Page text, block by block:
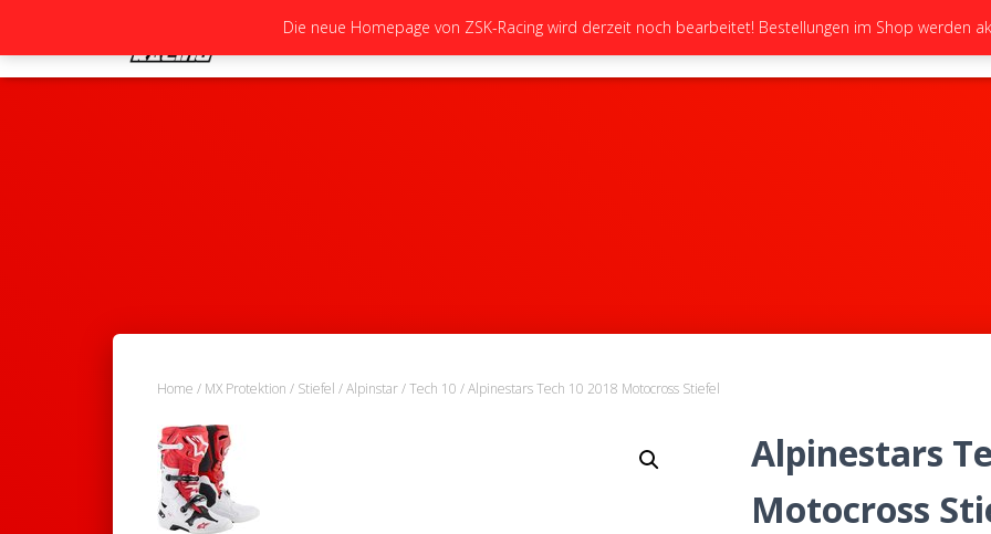
STARTSEITE NEUIGKEITEN GALERIE
Home / MX Protektion / Stiefel /Alpinstar/Tech 10 / Alpinestars Tech 10 2018 Motocross Stiefel
Alpinestars
Motocross
Die neue Homepage von ZSK-Racing wird derzeit noch bearbeitet! Bestellungen im Shop werden